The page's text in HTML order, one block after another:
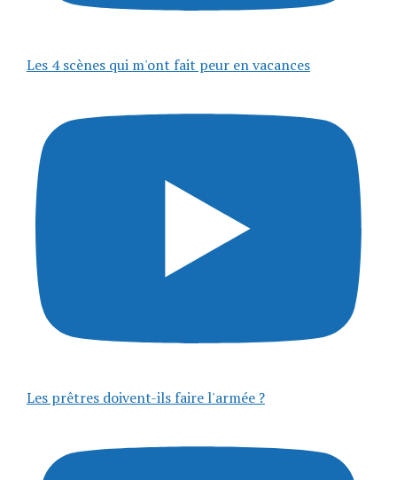
Les 4 scènes qui m'ont fait peur en vacances
Les prêtres doivent-ils faire l'armée ?